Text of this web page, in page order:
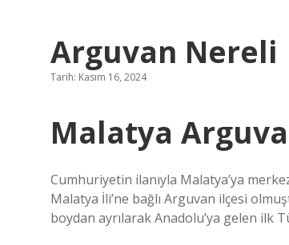
Arguvan Nereli
Tarih: Kasım 16, 2024
Malatya
Cumhuriyetin ilanıyla Malatya’ya
Malatya İli’ne bağlı Arguvan ilçesi
boydan ayrılarak Anadolu’ya gelen ilk